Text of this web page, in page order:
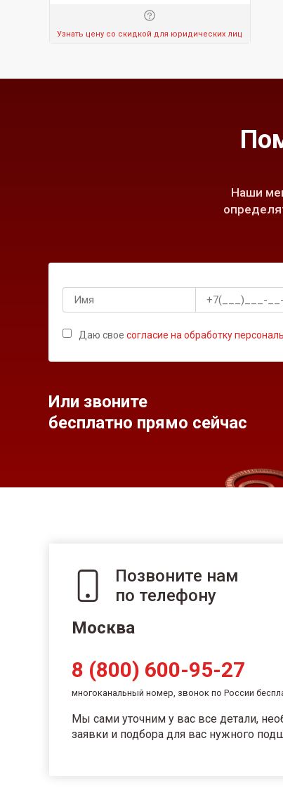
Узнать цену со скидкой для юридических лиц
Наши
Даю свое согласие на обработку
Или звоните
бесплатно прямо сейчас
Позвоните нам
по телефону
Москва
8 (800) 600-95-27
многоканальный номер, звонок по России
Мы сами уточним у вас все детали,
заявки и подбора для вас нужного